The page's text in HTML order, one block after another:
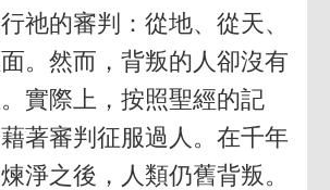
祂的審判：從地、從天、
。然而，背叛的人卻沒有
實際上，按照聖經的記
著審判征服過人。在千年
淨之後，人類仍舊背叛。